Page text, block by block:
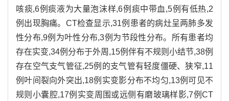
咳痰,6例痰液为大量泡沫样,6例痰中带血,5例有低热,2
例出现胸痛。CT检查显示,31例患者的病灶呈两肺多发
性分布,9例为叶性分布,3例为节段性分布。所有患者均
存在实变,34例分布于外周,15例伴有不规则小结节,38例
存在空气支气管征,25例的支气管有轻度僵硬、狭窄,11
例叶间裂向外突出,18例实变影分布不均匀,13例可见不
规则小囊腔,17例实变周围或远侧有磨玻璃样影,7例CT